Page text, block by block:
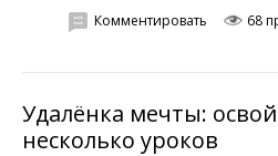
Комментировать 68
Удалёнка мечты:
несколько уроков